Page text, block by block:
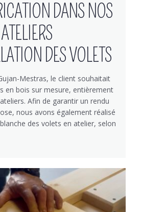
DANS NOS
ATELIERS
DES VOLETS
Mestras, le client souhaitait
en bois sur mesure, entièrement
Afin de garantir un rendu
nous avons également réalisé
des volets en atelier, selon